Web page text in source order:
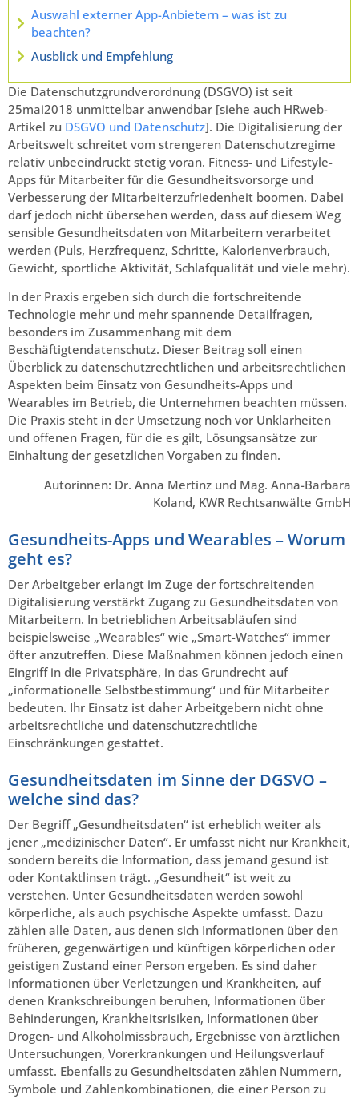
Auswahl externer App-Anbietern – was ist zu
beachten?
Ausblick und Empfehlung
Die Datenschutzgrundverordnung (DSGVO) ist seit
25mai2018 unmittelbar anwendbar [siehe auch HRweb-
Artikel zu DSGVO und Datenschutz]. Die Digitalisierung der
Arbeitswelt schreitet vom strengeren Datenschutzregime
relativ unbeeindruckt stetig voran. Fitness- und Lifestyle-
Apps für Mitarbeiter für die Gesundheitsvorsorge und
Verbesserung der Mitarbeiterzufriedenheit boomen. Dabei
darf jedoch nicht übersehen werden, dass auf diesem Weg
sensible Gesundheitsdaten von Mitarbeitern verarbeitet
werden (Puls, Herzfrequenz, Schritte, Kalorienverbrauch,
Gewicht, sportliche Aktivität, Schlafqualität und viele mehr).
In der Praxis ergeben sich durch die fortschreitende
Technologie mehr und mehr spannende Detailfragen,
besonders im Zusammenhang mit dem
Beschäftigtendatenschutz. Dieser Beitrag soll einen
Überblick zu datenschutzrechtlichen und arbeitsrechtlichen
Aspekten beim Einsatz von Gesundheits-Apps und
Wearables im Betrieb, die Unternehmen beachten müssen.
Die Praxis steht in der Umsetzung noch vor Unklarheiten
und offenen Fragen, für die es gilt, Lösungsansätze zur
Einhaltung der gesetzlichen Vorgaben zu finden.
Autorinnen: Dr. Anna Mertinz und Mag. Anna-Barbara
Koland, KWR Rechtsanwälte GmbH
Gesundheits-Apps und Wearables – Worum
geht es?
Der Arbeitgeber erlangt im Zuge der fortschreitenden
Digitalisierung verstärkt Zugang zu Gesundheitsdaten von
Mitarbeitern. In betrieblichen Arbeitsabläufen sind
beispielsweise „Wearables“ wie „Smart-Watches“ immer
öfter anzutreffen. Diese Maßnahmen können jedoch einen
Eingriff in die Privatsphäre, in das Grundrecht auf
„informationelle Selbstbestimmung“ und für Mitarbeiter
bedeuten. Ihr Einsatz ist daher Arbeitgebern nicht ohne
arbeitsrechtliche und datenschutzrechtliche
Einschränkungen gestattet.
Gesundheitsdaten im Sinne der DGSVO –
welche sind das?
Der Begriff „Gesundheitsdaten“ ist erheblich weiter als
jener „medizinischer Daten“. Er umfasst nicht nur Krankheit,
sondern bereits die Information, dass jemand gesund ist
oder Kontaktlinsen trägt. „Gesundheit“ ist weit zu
verstehen. Unter Gesundheitsdaten werden sowohl
körperliche, als auch psychische Aspekte umfasst. Dazu
zählen alle Daten, aus denen sich Informationen über den
früheren, gegenwärtigen und künftigen körperlichen oder
geistigen Zustand einer Person ergeben. Es sind daher
Informationen über Verletzungen und Krankheiten, auf
denen Krankschreibungen beruhen, Informationen über
Behinderungen, Krankheitsrisiken, Informationen über
Drogen- und Alkoholmissbrauch, Ergebnisse von ärztlichen
Untersuchungen, Vorerkrankungen und Heilungsverlauf
umfasst. Ebenfalls zu Gesundheitsdaten zählen Nummern,
Symbole und Zahlenkombinationen, die einer Person zu